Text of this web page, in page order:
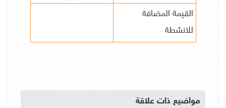
القيمة المضافة
للانشطة
مواضيع ذات علاقة